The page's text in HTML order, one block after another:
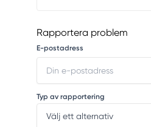
Rapportera problem
E-postadress
Typ av rapportering